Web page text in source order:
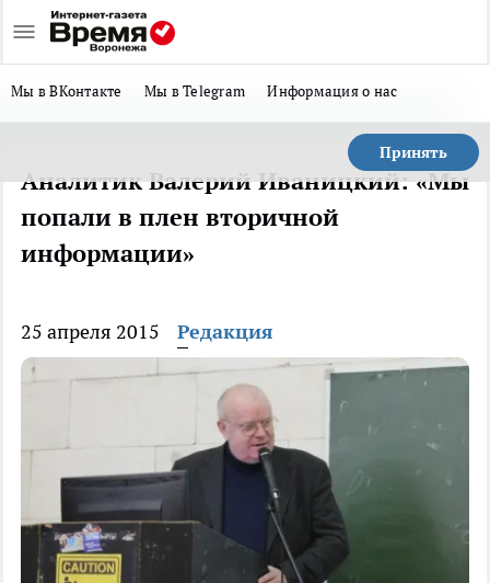
Мы в ВКонтакте Мы в Telegram Информация о нас
Принять
Аналитик Валерий Иваницкий: «Мы
попали в плен вторичной
информации»
25 апреля 2015 Редакция